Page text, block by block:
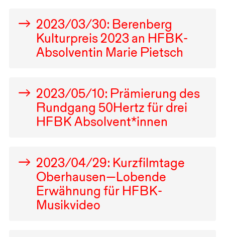
2023/03/30: Berenberg
Kulturpreis2023an HFBK-
Absolventin Marie Pietsch
2023/05/10: Prämierung des
Rundgang 50Hertz für drei
HFBKAbsolvent*innen
2023/04/29: Kurzfilmtage
Oberhausen—Lobende
Erwähnung für HFBK-
Musikvideo